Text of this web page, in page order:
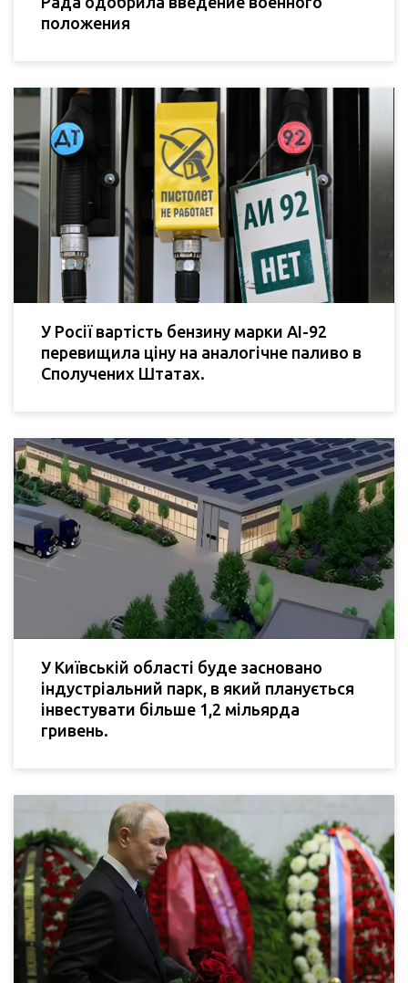
положения
У Росії вартість бензину марки АІ-92
перевищила ціну на аналогічне паливо в
Сполучених Штатах.
У Київській області буде засновано
індустріальний парк, в який планується
інвестувати більше 1,2 мільярда
гривень.